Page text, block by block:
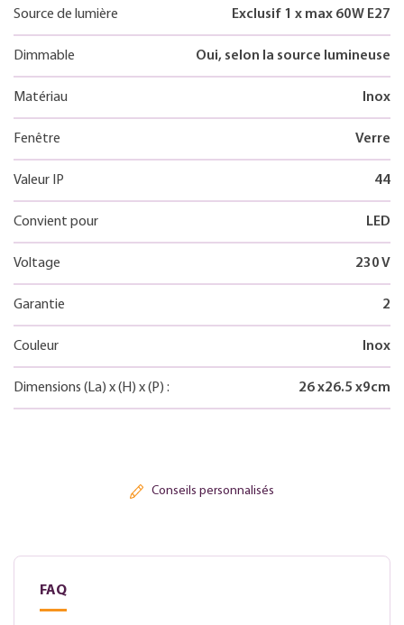
Source de lumière Exclusif 1 x max 60W E27
Dimmable Oui, selon la source lumineuse
Matériau Inox
Fenêtre Verre
Valeur IP 44
Convient pour LED
Voltage 230 V
Garantie 2
Couleur Inox
Dimensions (La) x(H) x(P) : 26x26.5 x9cm
Conseils personnalisés
FAQ